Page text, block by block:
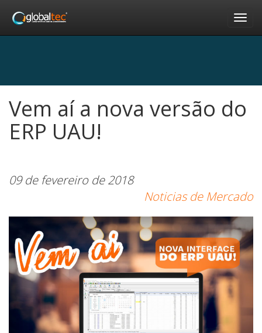
Vem aí a nova versão do
ERP UAU!
09 de fevereiro de 2018
Noticias de Mercado